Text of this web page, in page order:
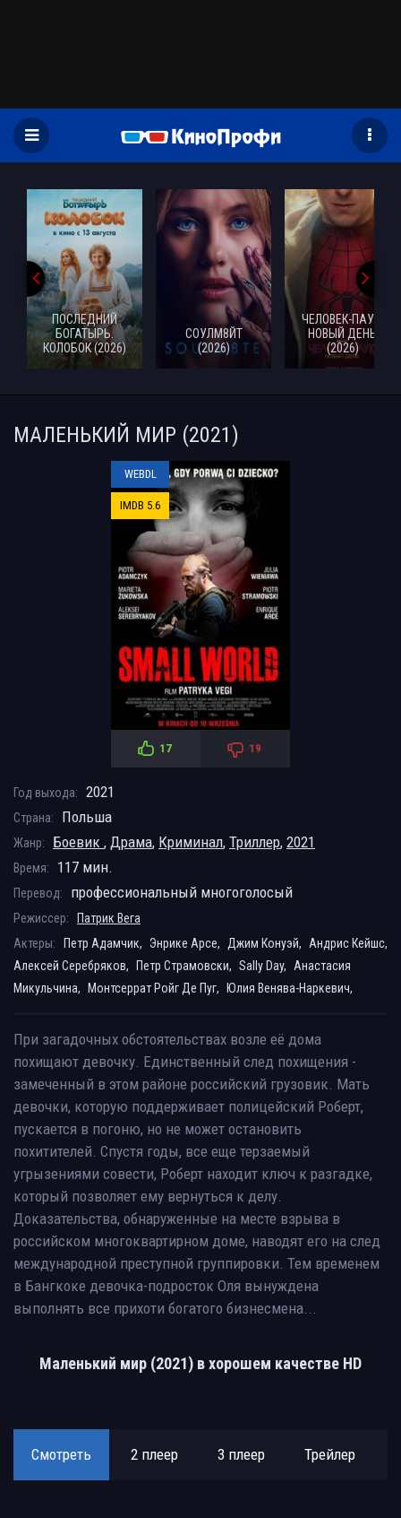
ПОСЛЕДНИЙ
БОГАТЫРЬ.
КОЛОБОК (2026)
СОУЛМ8ЙТ
(2026)
ЧЕЛОВЕК-ПАУК:
НОВЫЙ ДЕНЬ
(2026)
МАЛЕНЬКИЙ МИР (2021)
WEBDL
IMDB 5.6
17 19
Год выхода: 2021
Страна: Польша
Жанр: Боевик , Драма, Криминал, Триллер, 2021
Время: 117 мин.
Перевод: профессиональный многоголосый
Режиссер:
Патрик Вега
Актеры:
Петр Адамчик, Энрике Арсе, Джим Конуэй,
Андрис Кейшс,
Алексей Серебряков,
Петр Страмовски, Sally Day,
Анастасия
Микульчина,
Монтсеррат Ройг Де Пуг, Юлия Венява-Наркевич,
При загадочных обстоятельствах возле её дома
похищают девочку. Единственный след похищения -
замеченный в этом районе российский грузовик. Мать
девочки, которую поддерживает полицейский Роберт,
пускается в погоню, но не может остановить
похитителей. Спустя годы, все еще терзаемый
угрызениями совести, Роберт находит ключ к разгадке,
который позволяет ему вернуться к делу.
Доказательства, обнаруженные на месте взрыва в
российском многоквартирном доме, наводят его на след
международной преступной группировки. Тем временем
в Бангкоке девочка-подросток Оля вынуждена
выполнять все прихоти богатого бизнесмена...
Маленький мир (2021) в хорошем качестве HD
Смотреть 2 плеер 3 плеер Трейлер